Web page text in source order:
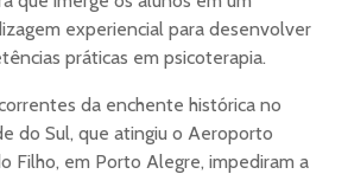
experiencial para desenvolver
práticas em psicoterapia.
da enchente histórica no
do Sul, que atingiu o Aeroporto
Filho, em Porto Alegre, impediram a